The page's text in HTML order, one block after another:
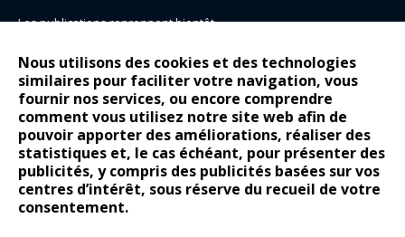
Nous utilisons des cookies et des technologies
similaires pour faciliter votre navigation, vous
fournir nos services, ou encore comprendre
comment vous utilisez notre site web afin de
pouvoir apporter des améliorations, réaliser des
statistiques et, le cas échéant, pour présenter des
publicités, y compris des publicités basées sur vos
centres d’intérêt, sous réserve du recueil de votre
consentement.
Les publications reprennent bientôt…
14 juillet : nouveau film de marque pour Citroën
Renault Espace : voyage, voyage…
Peugeot E-208 GTi : naissance d’une légende
COMMENTAIRES RÉCENTS
Bernard Dardartdans